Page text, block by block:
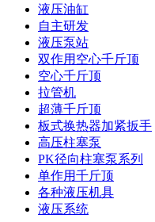
液压油缸
自主研发
液压泵站
双作用空心千斤顶
空心千斤顶
拉管机
超薄千斤顶
板式换热器加紧扳手
高压柱塞泵
PK径向柱塞泵系列
单作用千斤顶
各种液压机具
液压系统